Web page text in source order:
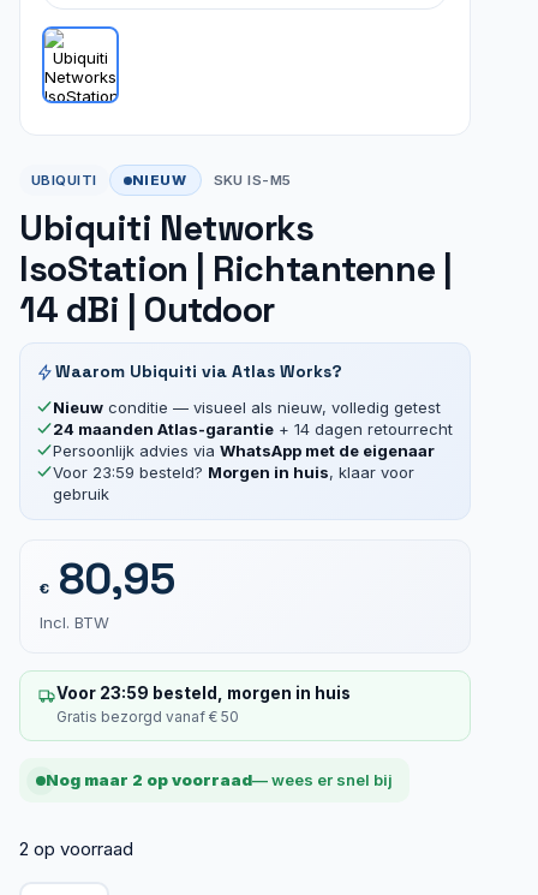
UBIQUITI NIEUW SKU IS-M5
Ubiquiti Networks
IsoStation | Richtantenne |
14 dBi | Outdoor
Waarom Ubiquiti via Atlas Works?
Nieuw conditie — visueel als nieuw, volledig getest
24 maanden Atlas-garantie + 14 dagen retourrecht
Persoonlijk advies via WhatsApp met de eigenaar
Voor 23:59 besteld? Morgen in huis, klaar voor
gebruik
€80,95
Incl. BTW
Voor 23:59 besteld, morgen in huis
Gratis bezorgd vanaf € 50
Nog maar 2 op voorraad— wees er snel bij
2 op voorraad